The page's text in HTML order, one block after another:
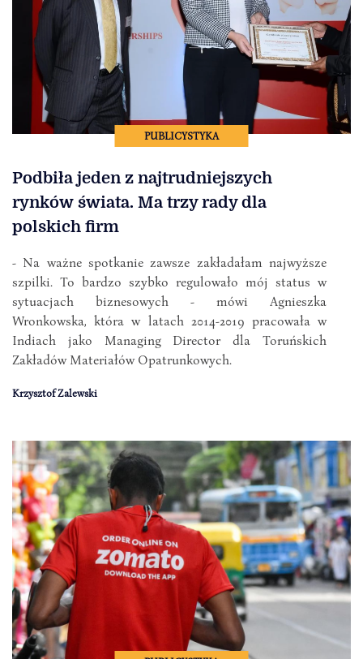
PUBLICYSTYKA
Podbiła jeden z najtrudniejszych
rynków świata. Ma trzy rady dla
polskich firm
- Na ważne spotkanie zawsze zakładałam najwyższe
szpilki. To bardzo szybko regulowało mój status w
sytuacjach biznesowych - mówi Agnieszka
Wronkowska, która w latach 2014-2019 pracowała w
Indiach jako Managing Director dla Toruńskich
Zakładów Materiałów Opatrunkowych.
Krzysztof Zalewski